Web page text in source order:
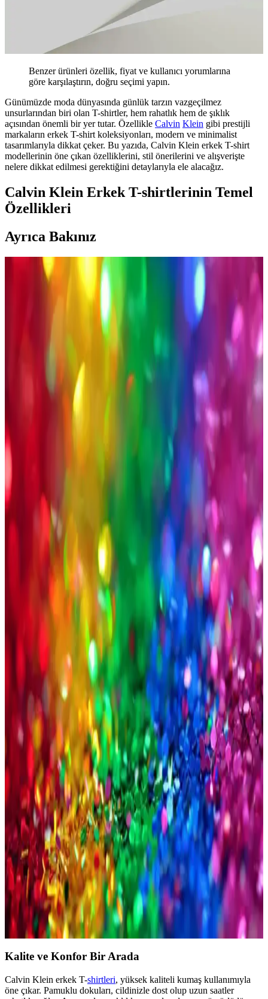
Benzer ürünleri özellik, fiyat ve kullanıcı yorumlarına
göre karşılaştırın, doğru seçimi yapın.
Günümüzde moda dünyasında günlük tarzın vazgeçilmez
unsurlarından biri olan T-shirtler, hem rahatlık hem de şıklık
açısından önemli bir yer tutar. Özellikle Calvin Klein gibi prestijli
markaların erkek T-shirt koleksiyonları, modern ve minimalist
tasarımlarıyla dikkat çeker. Bu yazıda, Calvin Klein erkek T-shirt
modellerinin öne çıkan özelliklerini, stil önerilerini ve alışverişte
nelere dikkat edilmesi gerektiğini detaylarıyla ele alacağız.
Calvin Klein Erkek T-shirtlerinin Temel
Özellikleri
Ayrıca Bakınız
Erkek Kot Pantolonları: Moda ve Konforun
Buluştuğu Güncel Trendler ve Seçim İpuçları
Erkek kot pantolonları, rahatlık ve şıklığı bir arada sunar. Farklı
modeller, renkler ve kesimlerle günlük ve iş hayatına uygun
seçenekler mevcuttur. Doğru beden ve kalite seçimi önemli.
Pierroni Bordo Erkek Seti: Kravat Mendil Kol
Düğmesi ve Çorap ile Şıklık ve Fonksiyonellik
Şık ve kaliteli Pierroni bordo erkek seti, kravat, mendil, kol düğmesi
ve çorap ile detaylara özen gösterenler için tasarlandı, şıklık ve
konforu bir arada sunar.
Camper Erkek Ayakkabıları ve Botları
Karşılaştırması: Tasarım, Konfor ve Kullanım
Alanları
Bu karşılaştırmada Camper markasının iki popüler erkek ayakkabısı
olan Brutus ve Mugello modellerinin tasarım, konfor ve kullanım
alanları analiz edilerek en uygun seçimi yapmanıza yardımcı
Erkek Tişört Seçiminde Lacoste: Kalite, Şıklık ve
Konforun Buluşması
Lacoste erkek tişörtleri, yüksek kaliteli malzemeleri, çeşitli modelleri
ve renk seçenekleriyle günlük ve şık kombinleriniz için ideal tercih.
Kalite ve stilin buluştuğu bu ürünlerle fark yaratın.
Erkekler İçin Çanta ve Ayakkabı Seçiminde Dikkat
Edilmesi Gerekenler ve Stil İpuçları
Erkekler için çanta ve ayakkabı seçiminde dikkat edilmesi gereken
temel noktalar, kullanım amacı, malzeme, renk ve tarz uyumu
hakkında ipuçları sunuyoruz.
Erkek T-Shirt Modasında Marka Seçenekleri ve Stil
İpuçları
Erkek modasında marka ve stil çeşitliliği, kalite ve fiyat dengesiyle
öne çıkan t-shirtler, kombinasyon ipuçları ve markaların sunduğu
modeller hakkında detaylar içerir.
Erkek Slim Fit Kot Pantolon Seçimi ve Stil
İpuçlarıyla Modern Görünüm
Erkek slim fit kot pantolonlar, şıklık ve rahatlığı bir arada sunar.
Doğru model ve kombinlerle günlük ve resmi ortamlar için ideal
seçenekler sağlar.
Fit Erkekler İçin Çanta ve Ayakkabı Seçenekleri:
Stil ve Konforun Uyumlu Kombinasyonu
Fit erkeklerin tarzını tamamlayan, fonksiyonel ve şık çanta ile
ayakkabı seçenekleri, malzeme ve tasarım detaylarıyla günlük ve
spor yaşamınıza uyum sağlar.
Kalite ve Konfor Bir Arada
Calvin Klein erkek T-shirtleri, yüksek kaliteli kumaş kullanımıyla
öne çıkar. Pamuklu dokuları, cildinizle dost olup uzun saatler